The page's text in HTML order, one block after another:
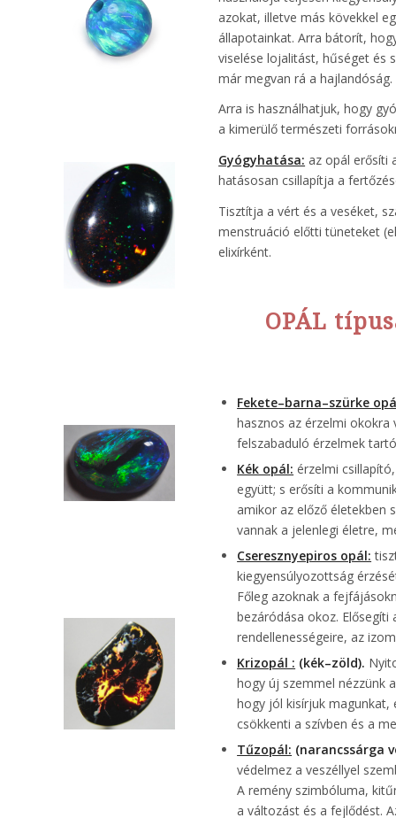
azokat, illetve más kövekkel
állapotainkat. Arra bátorít,
viselése lojalitást, hűséget és
már megvan rá a hajlandóság.
Arra is használhatjuk, hogy
a kimerülő természeti
Gyógyhatása: az opál erősíti
hatásosan csillapítja a
Tisztítja a vért és a veséket,
menstruáció előtti tüneteket
elixírként.
OPÁL
Fekete–barna–szürke
hasznos az érzelmi okokra
felszabaduló érzelmek
Kék opál: érzelmi
együtt; s erősíti a
amikor az előző életekben
vannak a jelenlegi életre,
Cseresznyepiros opál:
kiegyensúlyozottság
Főleg azoknak a
bezáródása okoz.
rendellenességeire, az
Krizopál : (kék–zöld).
hogy új szemmel nézzünk
hogy jól kisírjuk magunkat,
csökkenti a szívben és a
Tűzopál: (narancssárga
védelmez a veszéllyel
A remény szimbóluma,
a változást és a fejlődést.